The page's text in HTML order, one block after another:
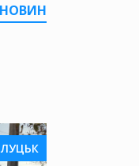
ЛУЦЬК